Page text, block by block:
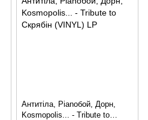
Антитіла, Pianoбой, Дорн,
Kosmopolis... - Tribute to